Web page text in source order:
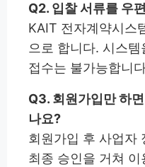
Q2. 입찰 서류를 우
KAIT 전자계약시스
으로 합니다. 시스
접수는 불가능합니
Q3. 회원가입만 하
나요?
회원가입 후 사업자
최종 승인을 거쳐